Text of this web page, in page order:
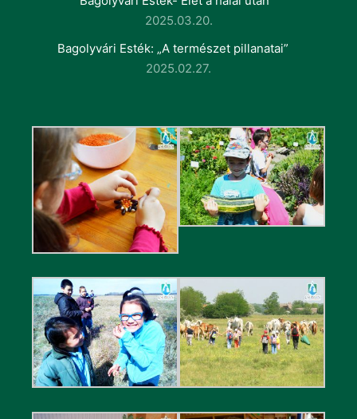
2025.03.20.
Bagolyvári Esték: „A természet pillanatai”
2025.02.27.